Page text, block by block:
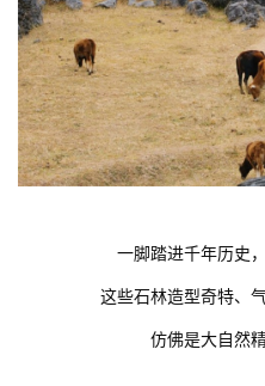
一脚踏进千年历史
这些石林造型奇特、
仿佛是大自然